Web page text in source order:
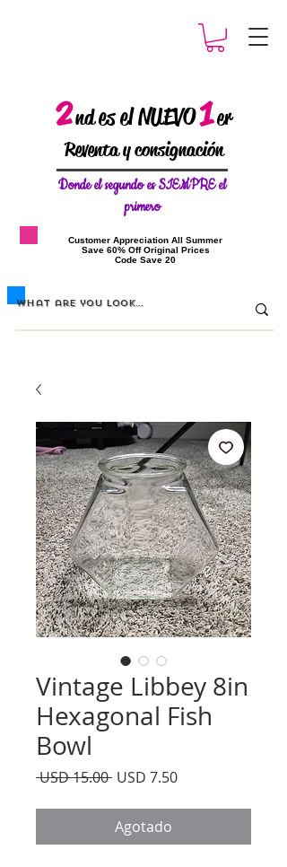
2ndes el NUEVO1er
Reventa y consignación
Donde elsegundo es SIEMPRE el
primero
​Customer Appreciation All Summer
​Save 60% Off Original Prices
​Code Save 20
Vintage Libbey 8in
Hexagonal Fish
Bowl
USD 15.00 Precio
USD 7.50Precio
Agotado